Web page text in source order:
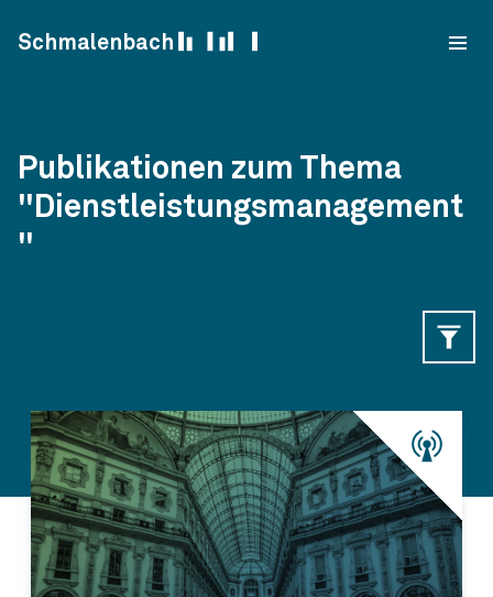
Schmalenbach
Publikationen zum Thema
"Dienstleistungsmanagement
"